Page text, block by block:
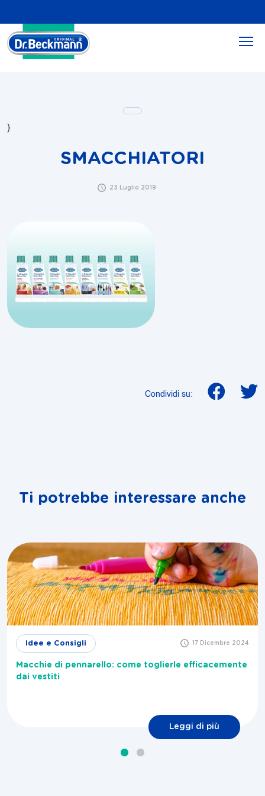
}
SMACCHIATORI
23 Luglio 2019
Condividi su:
Ti potrebbe interessare anche
Idee e Consigli 17 Dicembre 2024
Macchie di pennarello: come toglierle efficacemente
dai vestiti
Leggi di più